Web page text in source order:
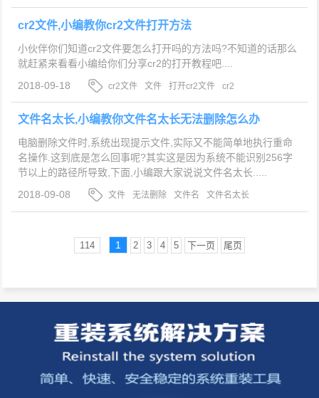
程序来执行该操作
文件
cr2文件,小编教你cr2文件打开方法
小伙伴你们知道cr2文件要怎么打开吗的方法吗?不知道的话那么
就赶紧来看看小编给你们分享cr2的打开教程吧....
2018-09-18
cr2文件 文件 打开cr2文件 cr2
文件名太长,小编教你文件名太长无法删除怎么办
电脑删除文件时,系统出现提示文件,实际又不能简单地执行重命
名操作.这到底是怎么回事呢?其实这是因为系统不能识别256字
节以上的路径所导致,下面,小编跟大家说说文件名太长.....
2018-09-08
文件 无法删除 文件名 文件名太长
114 1 2 3 4 5 下一页 尾页